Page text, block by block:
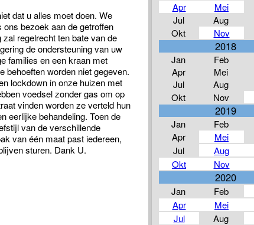
dat u alles moet doen. We
bezoek aan de getroffen
regelrecht ten bate van de
de ondersteuning van uw
families en een kraan met
behoeften worden niet gegeven.
lockdown in onze huizen met
voedsel zonder gas om op
vinden worden ze verteld hun
eerlijke behandeling. Toen de
van de verschillende
van één maat past iedereen,
sturen. Dank U.
Apr
Mei
Jul
Aug
Okt
Nov
2018
Jan Feb
Apr
Mei
Jul
Aug
Okt
Nov
2019
Jan Feb
Apr
Mei
Jul
Aug
Okt
Nov
2020
Jan Feb
Apr
Mei
Jul
Aug